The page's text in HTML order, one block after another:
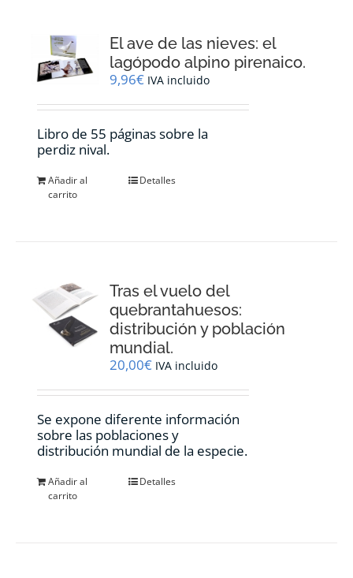
El ave de las nieves: el
lagópodo alpino pirenaico.
9,96€ IVA incluido
Libro de 55 páginas sobre la
perdiz nival.
Añadir al
carrito
Detalles
Tras el vuelo del
quebrantahuesos:
distribución y población
mundial.
20,00€ IVA incluido
Se expone diferente información
sobre las poblaciones y
distribución mundial de la especie.
Añadir al
carrito
Detalles